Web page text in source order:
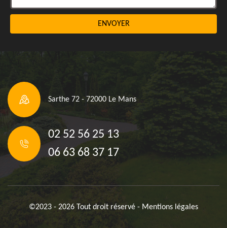
Sarthe 72 - 72000 Le Mans
02 52 56 25 13
06 63 68 37 17
©2023 - 2026 Tout droit réservé - Mentions légales